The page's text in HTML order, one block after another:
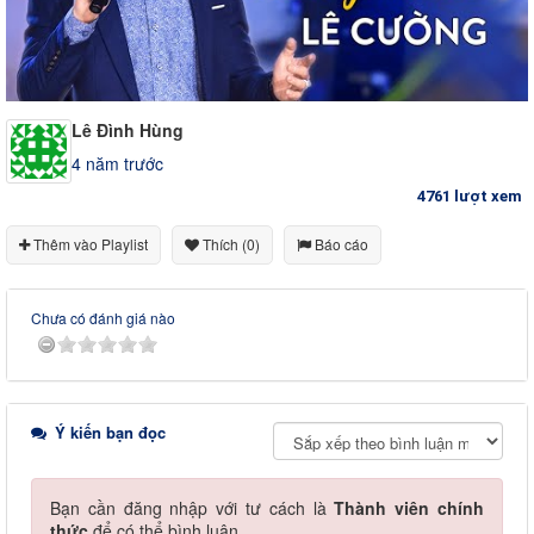
Lê Đình Hùng
4 năm trước
4761 lượt xem
Thêm vào Playlist Thích (0) Báo cáo
Chưa có đánh giá nào
Ý kiến bạn đọc
Bạn cần đăng nhập với tư cách làThành viên chính